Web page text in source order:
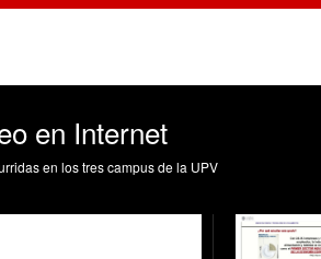
en Internet
en los tres campus de la UPV